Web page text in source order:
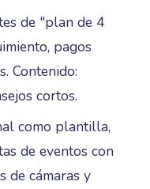
de "plan de 4
pagos
Contenido:
cortos.
como plantilla,
de eventos con
de cámaras y